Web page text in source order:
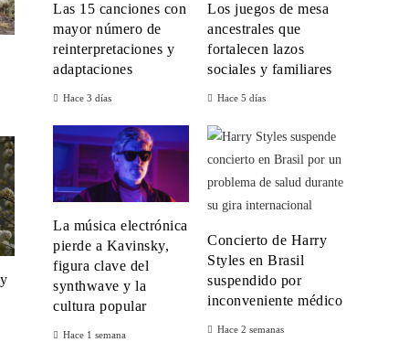
Las 15 canciones con
mayor número de
reinterpretaciones y
adaptaciones
Hace 3 días
Los juegos de mesa
ancestrales que
fortalecen lazos
sociales y familiares
Hace 5 días
La música electrónica
pierde a Kavinsky,
figura clave del
synthwave y la
cultura popular
Hace 1 semana
Concierto de Harry
Styles en Brasil
suspendido por
inconveniente médico
Hace 2 semanas